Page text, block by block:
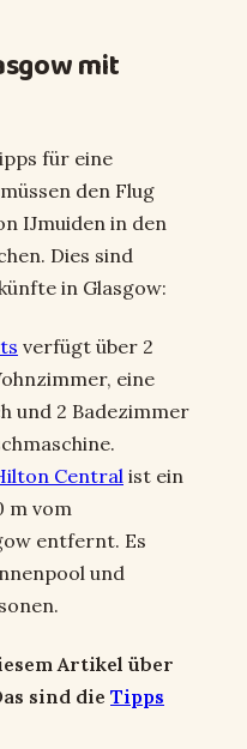
mit
für eine
den Flug
IJmuiden in den
Dies sind
in Glasgow:
verfügt über 2
eine
und 2 Badezimmer
Centralist ein
m vom
entfernt. Es
und
Artikel über
sind die Tipps